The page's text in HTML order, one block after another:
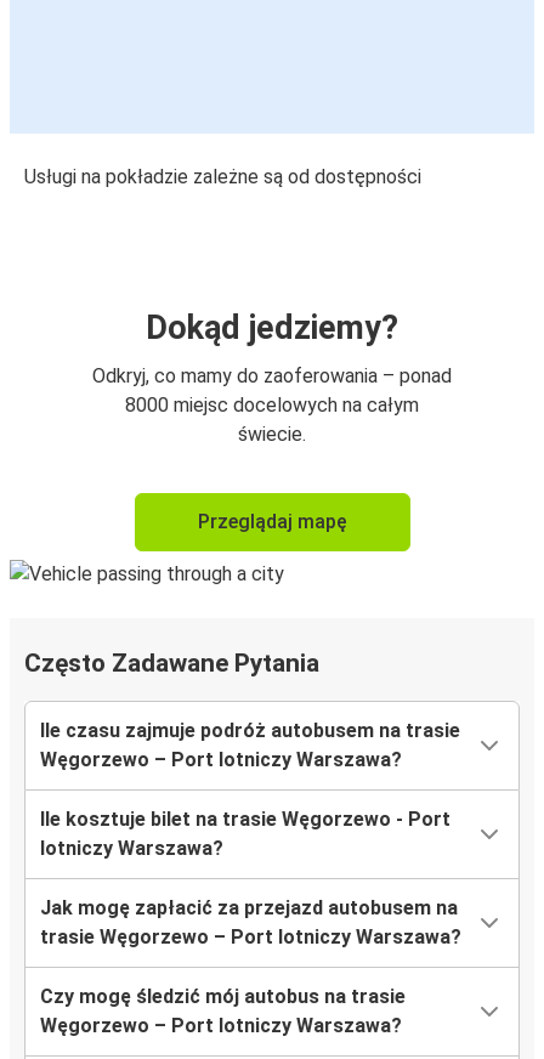
Usługi na pokładzie zależne są od dostępności
Dokąd jedziemy?
Odkryj, co mamy do zaoferowania – ponad
8000 miejsc docelowych na całym
świecie.
Przeglądaj mapę
Często Zadawane Pytania
Ile czasu zajmuje podróż autobusem na trasie
Węgorzewo – Port lotniczy Warszawa?
Ile kosztuje bilet na trasie Węgorzewo - Port
lotniczy Warszawa?
Jak mogę zapłacić za przejazd autobusem na
trasie Węgorzewo – Port lotniczy Warszawa?
Czy mogę śledzić mój autobus na trasie
Węgorzewo – Port lotniczy Warszawa?